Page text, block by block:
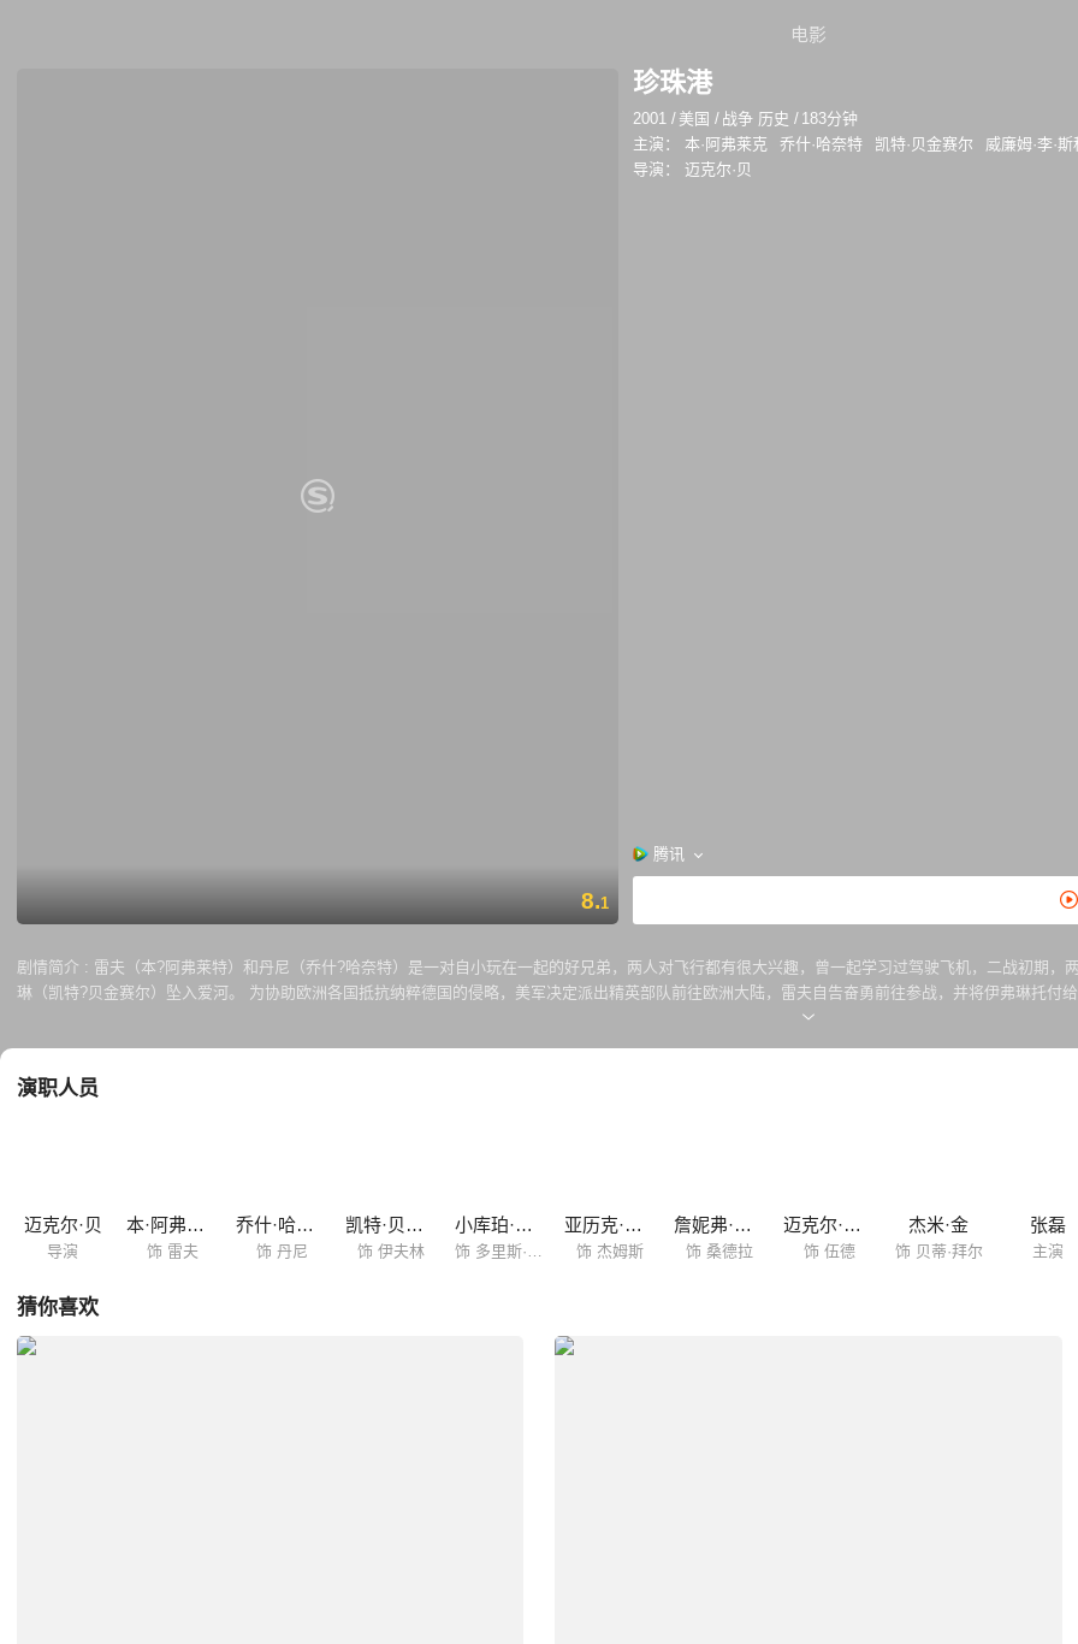
电影
8.1
珍珠港
2001 / 美国 / 战争 历史 / 183分钟
主演：
本·阿弗莱克 乔什·哈奈特 凯特·贝金赛尔
威廉姆·李·
导演：
迈克尔·贝
腾讯
剧情简介 : 雷夫（本?阿弗莱特）和丹尼（乔什?哈奈特）是一对自小玩在一起的好兄弟，两人对飞行都有很大兴趣，曾一起学习过驾驶飞机，二战初期
琳（凯特?贝金赛尔）坠入爱河。 为协助欧洲各国抵抗纳粹德国的侵略，美军决定派出精英部队前往欧洲大陆，雷夫自告奋勇前往参战，并将伊弗琳托付给丹尼照顾，不久，噩耗传来，雷夫的飞机在空战中不幸被德军击落，生还可
能几乎为零。伊弗琳与丹尼在相互勉励的伤痛中，萌生爱情。令他们没想到的是，雷夫并没死去，当三人重聚首时，尴尬顿生。日军偷袭珍珠港一事帮他
演职人员
迈克尔·贝
导演
本·阿弗莱克
饰 雷夫
乔什·哈奈特
饰 丹尼
凯特·贝金赛尔
饰 伊夫林
小库珀·古丁 亚历克·鲍德温
饰 杰姆斯
詹妮弗·加纳
饰 桑德拉
迈克尔·珊农
饰 伍德
杰米·金
饰 贝蒂·拜尔
张磊
主演
猜你喜欢